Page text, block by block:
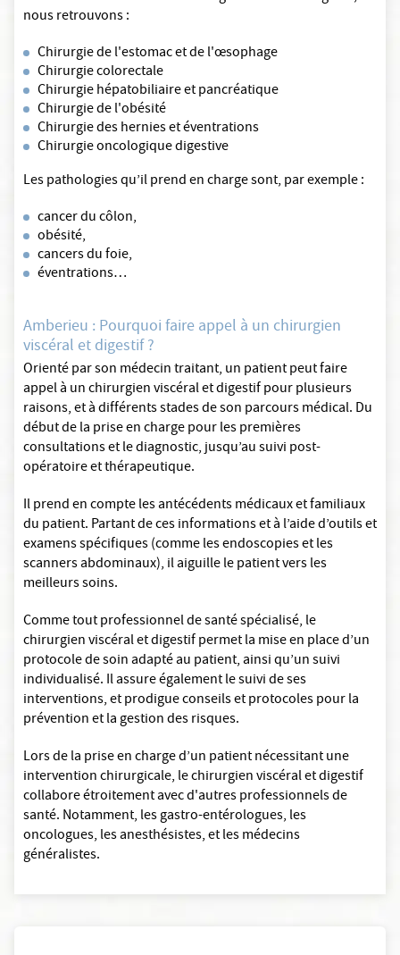
nous retrouvons :
Chirurgie de l'estomac et de l'œsophage
Chirurgie colorectale
Chirurgie hépatobiliaire et pancréatique
Chirurgie de l'obésité
Chirurgie des hernies et éventrations
Chirurgie oncologique digestive
Les pathologies qu’il prend en charge sont, par exemple :
cancer du côlon,
obésité,
cancers du foie,
éventrations…
Amberieu : Pourquoi faire appel à un chirurgien
viscéral et digestif ?
Orienté par son médecin traitant, un patient peut faire
appel à un chirurgien viscéral et digestif pour plusieurs
raisons, et à différents stades de son parcours médical. Du
début de la prise en charge pour les premières
consultations et le diagnostic, jusqu’au suivi post-
opératoire et thérapeutique.
Il prend en compte les antécédents médicaux et familiaux
du patient. Partant de ces informations et à l’aide d’outils et
examens spécifiques (comme les endoscopies et les
scanners abdominaux), il aiguille le patient vers les
meilleurs soins.
Comme tout professionnel de santé spécialisé, le
chirurgien viscéral et digestif permet la mise en place d’un
protocole de soin adapté au patient, ainsi qu’un suivi
individualisé. Il assure également le suivi de ses
interventions, et prodigue conseils et protocoles pour la
prévention et la gestion des risques.
Lors de la prise en charge d’un patient nécessitant une
intervention chirurgicale, le chirurgien viscéral et digestif
collabore étroitement avec d'autres professionnels de
santé. Notamment, les gastro-entérologues, les
oncologues, les anesthésistes, et les médecins
généralistes.